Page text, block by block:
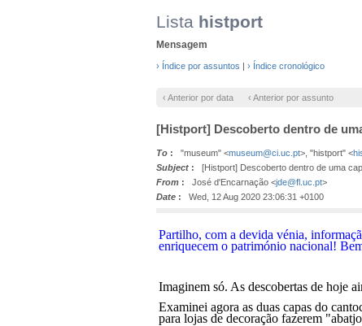
Lista histport
Mensagem
› Índice por assuntos | › Índice cronológico
‹ Anterior por data ‹ Anterior por assunto
[Histport] Descoberto dentro de
To : "museum" <museum@ci.uc.pt>, "histport" <
Subject : [Histport] Descoberto dentro de uma
From : José d'Encarnação <jde@fl.uc.pt>
Date : Wed, 12 Aug 2020 23:06:31 +0100
Partilho, com a devida vénia, informa
enriquecem o património nacional!
Imaginem só. As descobertas de hoje
Examinei agora as duas capas do
para lojas de decoração fazerem